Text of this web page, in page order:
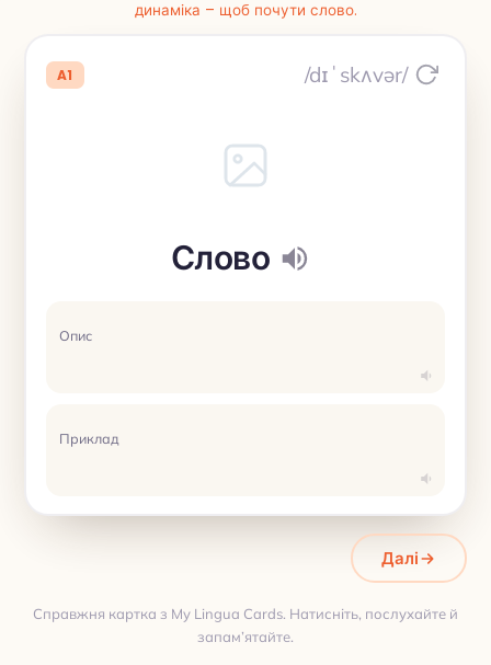
динаміка – щоб почути слово.
A1 /dɪˈskʌvər/
Слово
Опис
Приклад
Далі
Справжня картка з My Lingua Cards. Натисніть, послухайте й
запам’ятайте.